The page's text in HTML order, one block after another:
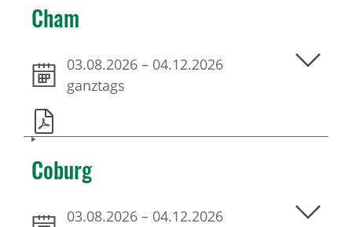
Cham
03.08.2026 – 04.12.2026
ganztags
Coburg
03.08.2026 – 04.12.2026